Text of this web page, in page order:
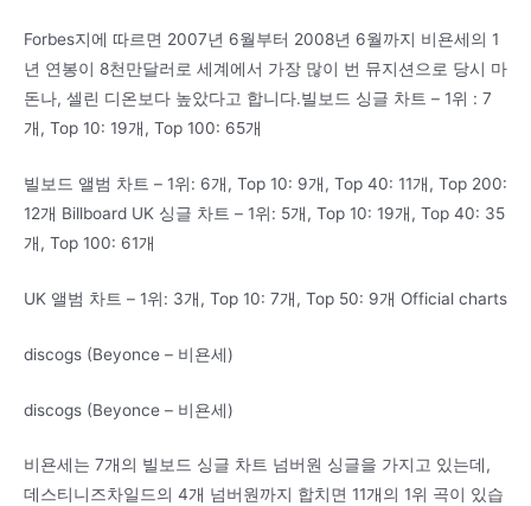
Forbes지에 따르면 2007년 6월부터 2008년 6월까지 비욘세의 1
년 연봉이 8천만달러로 세계에서 가장 많이 번 뮤지션으로 당시 마
돈나, 셀린 디온보다 높았다고 합니다.빌보드 싱글 차트 – 1위 : 7
개, Top 10: 19개, Top 100: 65개
빌보드 앨범 차트 – 1위: 6개, Top 10: 9개, Top 40: 11개, Top 200:
12개 Billboard UK 싱글 차트 – 1위: 5개, Top 10: 19개, Top 40: 35
개, Top 100: 61개
UK 앨범 차트 – 1위: 3개, Top 10: 7개, Top 50: 9개 Official charts
discogs (Beyonce – 비욘세)
discogs (Beyonce – 비욘세)
비욘세는 7개의 빌보드 싱글 차트 넘버원 싱글을 가지고 있는데,
데스티니즈차일드의 4개 넘버원까지 합치면 11개의 1위 곡이 있습